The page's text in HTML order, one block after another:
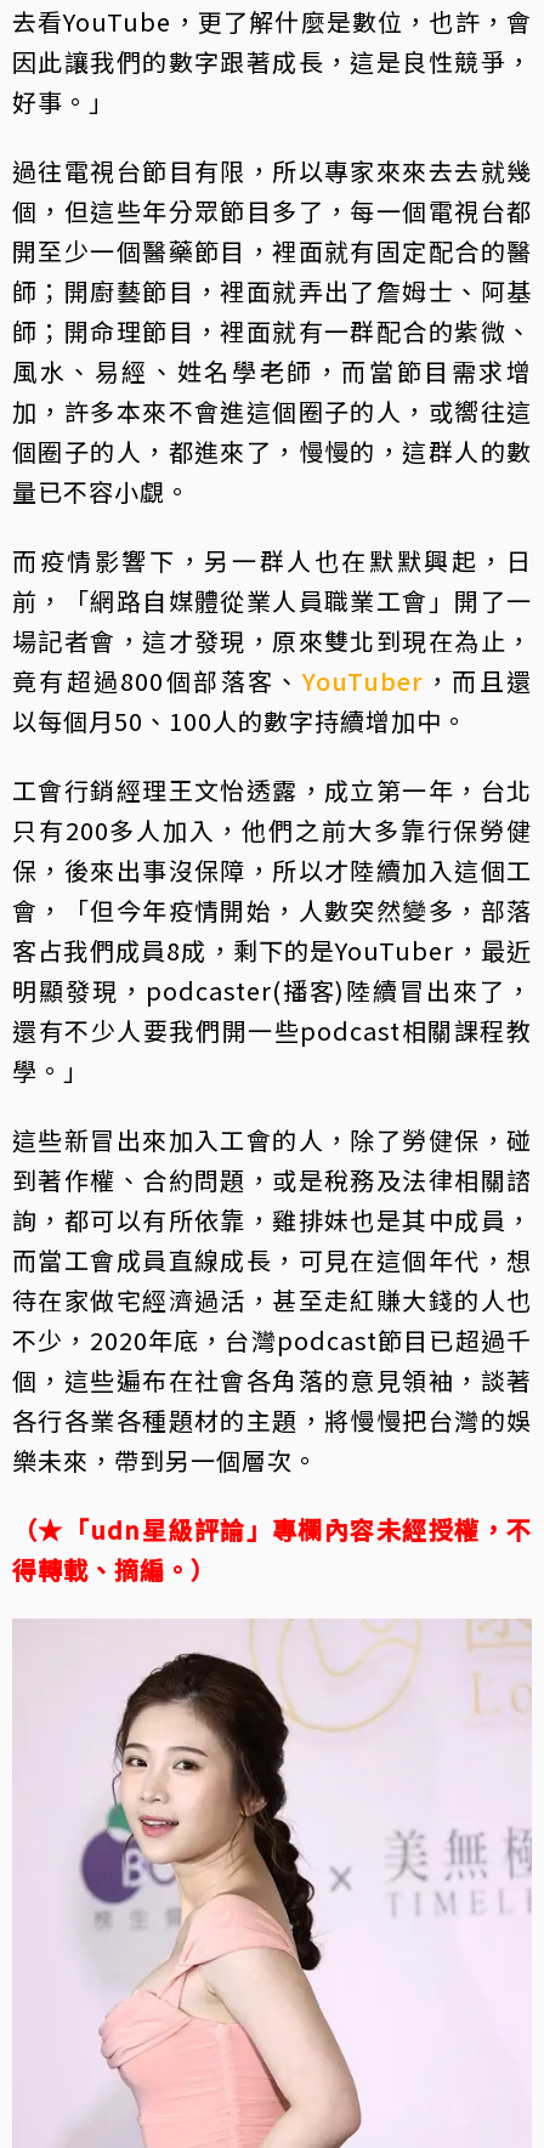
去看YouTube，更了解什麼是數位，也許，會
因此讓我們的數字跟著成長，這是良性競爭，
好事。」
過往電視台節目有限，所以專家來來去去就幾
個，但這些年分眾節目多了，每一個電視台都
開至少一個醫藥節目，裡面就有固定配合的醫
師；開廚藝節目，裡面就弄出了詹姆士、阿基
師；開命理節目，裡面就有一群配合的紫微、
風水、易經、姓名學老師，而當節目需求增
加，許多本來不會進這個圈子的人，或嚮往這
個圈子的人，都進來了，慢慢的，這群人的數
量已不容小覷。
而疫情影響下，另一群人也在默默興起，日
前，「網路自媒體從業人員職業工會」開了一
場記者會，這才發現，原來雙北到現在為止，
竟有超過800個部落客、YouTuber ，而且還
以每個月50、100人的數字持續增加中。
工會行銷經理王文怡透露，成立第一年，台北
只有200多人加入，他們之前大多靠行保勞健
保，後來出事沒保障，所以才陸續加入這個工
會，「但今年疫情開始，人數突然變多，部落
客占我們成員8成，剩下的是YouTuber，最近
明顯發現，podcaster(播客)陸續冒出來了，
還有不少人要我們開一些podcast相關課程教
學。」
這些新冒出來加入工會的人，除了勞健保，碰
到著作權、合約問題，或是稅務及法律相關諮
詢，都可以有所依靠，雞排妹也是其中成員，
而當工會成員直線成長，可見在這個年代，想
待在家做宅經濟過活，甚至走紅賺大錢的人也
不少，2020年底，台灣podcast節目已超過千
個，這些遍布在社會各角落的意見領袖，談著
各行各業各種題材的主題，將慢慢把台灣的娛
樂未來，帶到另一個層次。
（★「udn星級評論」專欄內容未經授權，不
得轉載、摘編。）